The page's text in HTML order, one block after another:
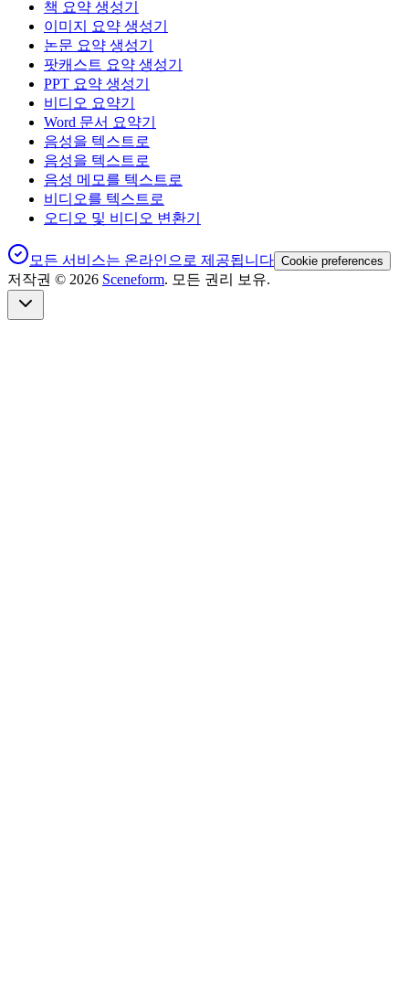
책 요약 생성기
이미지 요약 생성기
논문 요약 생성기
팟캐스트 요약 생성기
PPT 요약 생성기
비디오 요약기
Word 문서 요약기
음성을 텍스트로
음성을 텍스트로
음성 메모를 텍스트로
비디오를 텍스트로
오디오 및 비디오 변환기
모든 서비스는 온라인으로 제공됩니다 Cookie preferences
저작권 © 2026 Sceneform. 모든 권리 보유.